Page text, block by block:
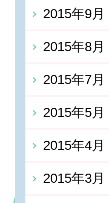
2015年9月
2015年8月
2015年7月
2015年5月
2015年4月
2015年3月